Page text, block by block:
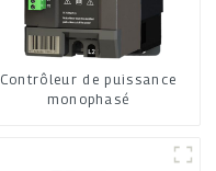
Contrôleur de puissance
monophasé